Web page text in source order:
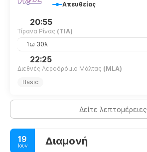
Απευθείας
20:55
Τίρανα Ρίνας (TIA)
1ω 30λ
22:25
Διεθνές Αεροδρόμιο Μάλτας (MLA)
Basic
Δείτε λεπτομέρειες
19
Ιουν Διαμονή